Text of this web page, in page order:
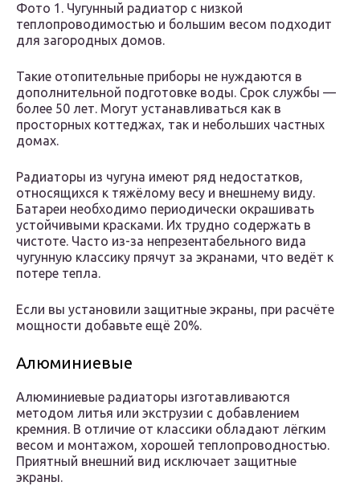
Фото 1. Чугунный радиатор с низкой
теплопроводимостью и большим весом подходит
для загородных домов.
Такие отопительные приборы не нуждаются в
дополнительной подготовке воды. Срок службы —
более 50 лет. Могут устанавливаться как в
просторных коттеджах, так и небольших частных
домах.
Радиаторы из чугуна имеют ряд недостатков,
относящихся к тяжёлому весу и внешнему виду.
Батареи необходимо периодически окрашивать
устойчивыми красками. Их трудно содержать в
чистоте. Часто из-за непрезентабельного вида
чугунную классику прячут за экранами, что ведёт к
потере тепла.
Если вы установили защитные экраны, при расчёте
мощности добавьте ещё 20%.
Алюминиевые
Алюминиевые радиаторы изготавливаются
методом литья или экструзии с добавлением
кремния. В отличие от классики обладают лёгким
весом и монтажом, хорошей теплопроводностью.
Приятный внешний вид исключает защитные
экраны.